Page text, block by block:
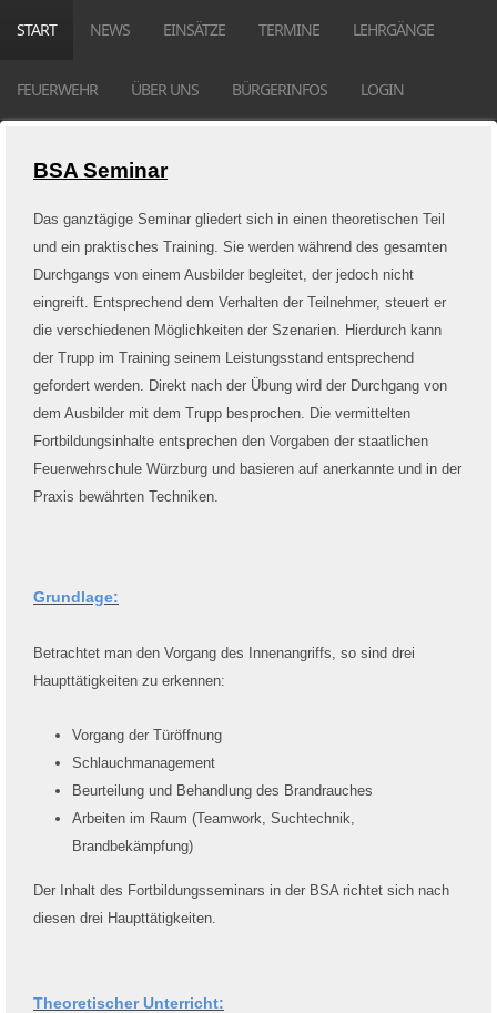
START NEWS EINSÄTZE TERMINE LEHRGÄNGE
FEUERWEHR ÜBER UNS BÜRGERINFOS LOGIN
BSA Seminar
Das ganztägige Seminar gliedert sich in einen theoretischen Teil
und ein praktisches Training. Sie werden während des gesamten
Durchgangs von einem Ausbilder begleitet, der jedoch nicht
eingreift. Entsprechend dem Verhalten der Teilnehmer, steuert er
die verschiedenen Möglichkeiten der Szenarien. Hierdurch kann
der Trupp im Training seinem Leistungsstand entsprechend
gefordert werden. Direkt nach der Übung wird der Durchgang von
dem Ausbilder mit dem Trupp besprochen. Die vermittelten
Fortbildungsinhalte entsprechen den Vorgaben der staatlichen
Feuerwehrschule Würzburg und basieren auf anerkannte und in der
Praxis bewährten Techniken.
Grundlage:
Betrachtet man den Vorgang des Innenangriffs, so sind drei
Haupttätigkeiten zu erkennen:
Vorgang der Türöffnung
Schlauchmanagement
Beurteilung und Behandlung des Brandrauches
Arbeiten im Raum (Teamwork, Suchtechnik,
Brandbekämpfung)
Der Inhalt des Fortbildungsseminars in der BSA richtet sich nach
diesen drei Haupttätigkeiten.
Theoretischer Unterricht: